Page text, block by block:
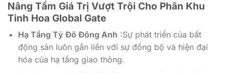
Nâng Tầm Giá Trị Vượt Trội Cho Phân Khu
Tinh Hoa Global Gate
Hạ Tầng Tỷ Đô Đông Anh :Sự phát triển của bất
động sản luôn gắn liền với sự đồng bộ và hiện đại
hóa của hạ tầng giao thông.